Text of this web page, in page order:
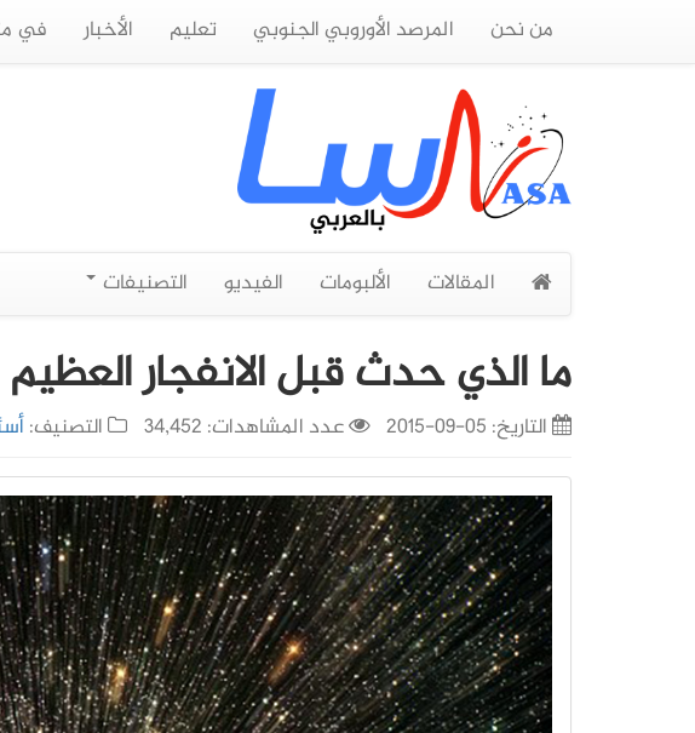
من نحن المرصد الأوروبي الجنوبي تعليم الأخبار في
المقالات الألبومات الفيديو التصنيفات
ما الذي حدث قبل الانفجار العظيم The Big Bang؟
التاريخ: 05-09-2015 عدد المشاهدات: 34,452 التصنيف: